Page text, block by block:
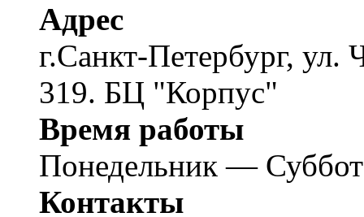
Адрес
г.Санкт-Петербург, ул.
319. БЦ "Корпус"
Время работы
Понедельник —
Контакты